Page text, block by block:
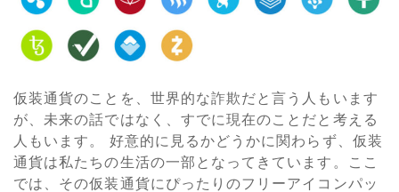
仮装通貨のことを、世界的な詐欺だと言う人もいます
が、未来の話ではなく、すでに現在のことだと考える
人もいます。 好意的に見るかどうかに関わらず、仮装
通貨は私たちの生活の一部となってきています。ここ
では、その仮装通貨にぴったりのフリーアイコンパッ